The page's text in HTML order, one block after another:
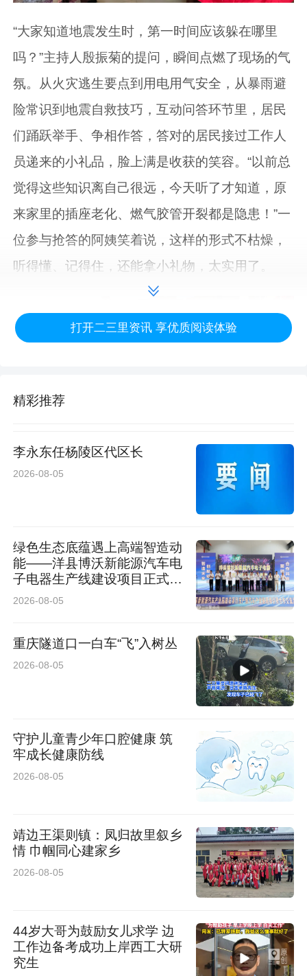
“大家知道地震发生时，第一时间应该躲在哪里
吗？”主持人殷振菊的提问，瞬间点燃了现场的气
氛。从火灾逃生要点到用电用气安全，从暴雨避
险常识到地震自救技巧，互动问答环节里，居民
们踊跃举手、争相作答，答对的居民接过工作人
员递来的小礼品，脸上满是收获的笑容。“以前总
觉得这些知识离自己很远，今天听了才知道，原
来家里的插座老化、燃气胶管开裂都是隐患！”一
位参与抢答的阿姨笑着说，这样的形式不枯燥，
听得懂、记得住，还能拿小礼物，太实用了。
修课”。社区通过搭建这样的互动平台，就是要让
安全知识真正走进居民心里，让大家从“被动
听”变成“主动学”，从“旁观者”变成“参与者”。
广场上的集中活动结束后，网格员、五级长和银
龄志愿者们分成小队，带着宣传页走进周边小
区，敲开独居老人、重点人群的家门，用拉家常
的方式讲解安全知识，手把手教老人识别燃气泄
漏的方法，提醒大家定期检查家中的电线、灶
具。“阿姨，这个宣传页您收好，上面有应急电
句叮嘱，让安全知识传递到了社区的每一个角
落，也让居民们感受到了社区的温暖守护。
打开二三里资讯 享优质阅读体验
精彩推荐
李永东任杨陵区代区长
2026-08-05
绿色生态底蕴遇上高端智造动
能——洋县博沃新能源汽车电
子电器生产线建设项目正式投
产
2026-08-05
重庆隧道口一白车“飞”入树丛
2026-08-05
守护儿童青少年口腔健康 筑
牢成长健康防线
2026-08-05
靖边王渠则镇：凤归故里叙乡
情 巾帼同心建家乡
2026-08-05
44岁大哥为鼓励女儿求学 边
工作边备考成功上岸西工大研
究生